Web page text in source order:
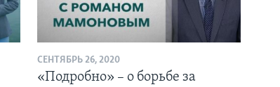
СЕНТЯБРЬ 26, 2020
«Подробно» – о борьбе за